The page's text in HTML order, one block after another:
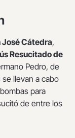
José Cátedra,
Resucitado de
Pedro, de
se llevan a cabo
para
de entre los